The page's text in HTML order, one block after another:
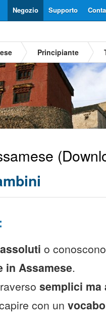
Supporto
Negozio
Principiante
o
in Assamese.
semplici
con un